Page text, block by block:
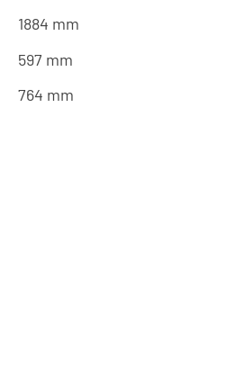
1884 mm
597 mm
764 mm